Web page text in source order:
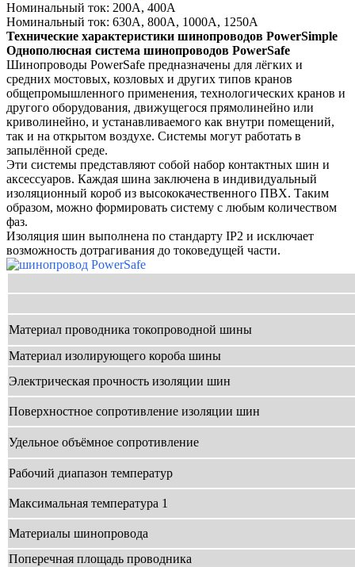
Номинальный ток: 200А, 400А
Номинальный ток: 630А, 800А, 1000А, 1250А
Технические характеристики шинопроводов PowerSimple
Однополюсная система шинопроводов PowerSafe
Шинопроводы PowerSafe предназначены для лёгких и
средних мостовых, козловых и других типов кранов
общепромышленного применения, технологических кранов и
другого оборудования, движущегося прямолинейно или
криволинейно, и устанавливаемого как внутри помещений,
так и на открытом воздухе. Системы могут работать в
запылённой среде.
Эти системы представляют собой набор контактных шин и
аксессуаров. Каждая шина заключена в индивидуальный
изоляционный короб из высококачественного ПВХ. Таким
образом, можно формировать систему с любым количеством
фаз.
Изоляция шин выполнена по стандарту IP2 и исключает
возможность дотрагивания до токоведущей части.
Материал проводника токопроводной шины
Материал изолирующего короба шины
Электрическая прочность изоляции шин
Поверхностное сопротивление изоляции шин
Удельное объёмное сопротивление
Рабочий диапазон температур
Максимальная температура 1
Материалы шинопровода
Поперечная площадь проводника